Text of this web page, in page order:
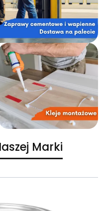
Marki